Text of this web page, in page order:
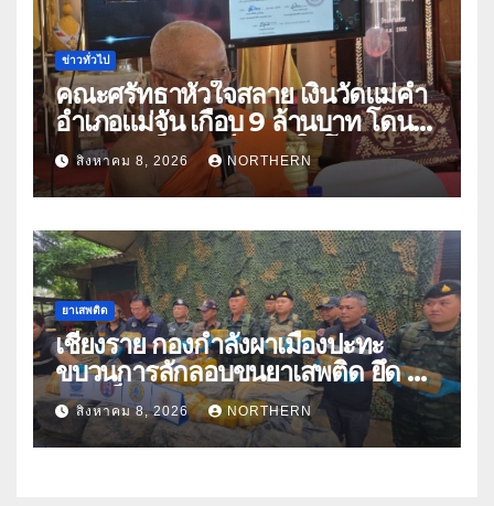
ข่าวทั่วไป
คณะศรัทธาหัวใจสลาย เงินวัดแม่คำ
อำเภอแม่จัน เกือบ 9 ล้านบาท โดน
แก๊งคอลเซ็นเตอร์หลอกให้โอนข้าม
ปีกว่า 66 บัญชี
สิงหาคม 8, 2026 NORTHERN
ยาเสพติด
เชียงราย กองกำลังผาเมืองปะทะ
ขบวนการลักลอบขนยาเสพติด ยึด 2
ล้านเม็ด
สิงหาคม 8, 2026 NORTHERN